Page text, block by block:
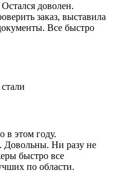
доволен.
заказ, выставила
Все быстро
в этом году.
Довольны. Ни разу не
быстро все
по области.